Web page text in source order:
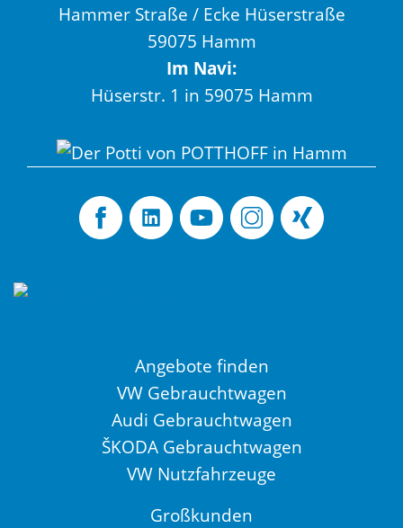
Hammer Straße / Ecke Hüserstraße
59075 Hamm
Im Navi:
Hüserstr. 1 in 59075 Hamm
Angebote finden
VW Gebrauchtwagen
Audi Gebrauchtwagen
ŠKODA Gebrauchtwagen
VW Nutzfahrzeuge
Großkunden